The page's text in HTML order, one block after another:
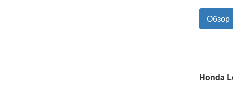
Обзор
Honda